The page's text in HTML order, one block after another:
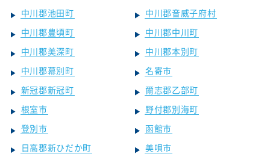
中川郡池田町
中川郡音威子府村
中川郡豊頃町
中川郡中川町
中川郡美深町
中川郡本別町
中川郡幕別町
名寄市
新冠郡新冠町
爾志郡乙部町
根室市
野付郡別海町
登別市
函館市
日高郡新ひだか町
美唄市